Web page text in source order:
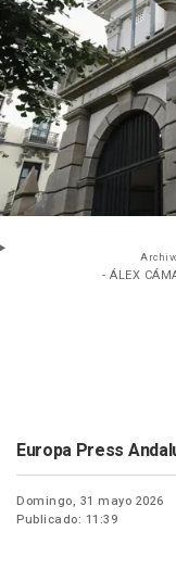
- ÁLEX
Europa Press
Domingo, 31 mayo 2026
Publicado: 11:39